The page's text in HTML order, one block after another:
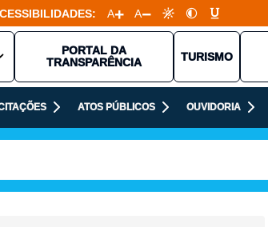
A A
PORTAL DA
TRANSPARÊNCIA
TURISMO
ATOS PÚBLICOS OUVIDORIA